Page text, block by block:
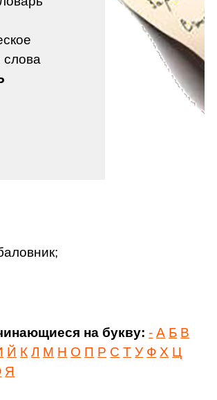
слова
на букву: - А Б В
Й К Л М Н О П Р С Т У Ф Х Ц
Я